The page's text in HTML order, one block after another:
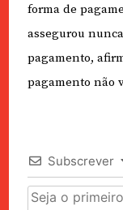
forma de
assegurou
pagamento,
pagamento não
Subscrever